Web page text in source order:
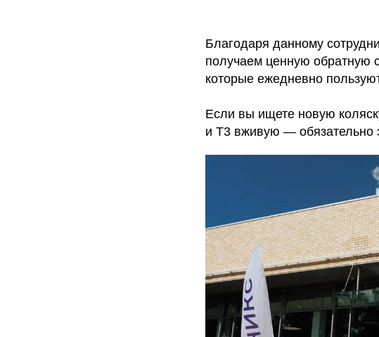
Благодаря данному
получаем ценную обратную
которые ежедневно
Если вы ищете новую
и Т3 вживую — обязательно